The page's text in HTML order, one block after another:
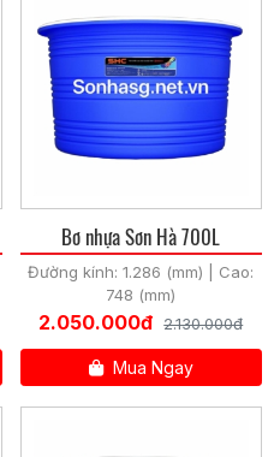
Bơ nhựa Sơn Hà 700L
Đường kính: 1.286 (mm) | Cao:
748 (mm)
2.050.000đ 2.130.000đ
Mua Ngay